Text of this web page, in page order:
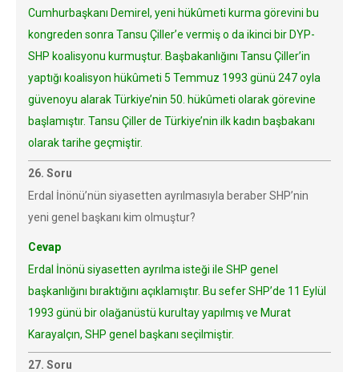
Cumhurbaşkanı Demirel, yeni hükûmeti kurma görevini bu
kongreden sonra Tansu Çiller’e vermiş o da ikinci bir DYP-
SHP koalisyonu kurmuştur. Başbakanlığını Tansu Çiller’in
yaptığı koalisyon hükûmeti 5 Temmuz 1993 günü 247 oyla
güvenoyu alarak Türkiye’nin 50. hükûmeti olarak görevine
başlamıştır. Tansu Çiller de Türkiye’nin ilk kadın başbakanı
olarak tarihe geçmiştir.
26. Soru
Erdal İnönü’nün siyasetten ayrılmasıyla beraber SHP’nin
yeni genel başkanı kim olmuştur?
Cevap
Erdal İnönü siyasetten ayrılma isteği ile SHP genel
başkanlığını bıraktığını açıklamıştır. Bu sefer SHP’de 11 Eylül
1993 günü bir olağanüstü kurultay yapılmış ve Murat
Karayalçın, SHP genel başkanı seçilmiştir.
27. Soru